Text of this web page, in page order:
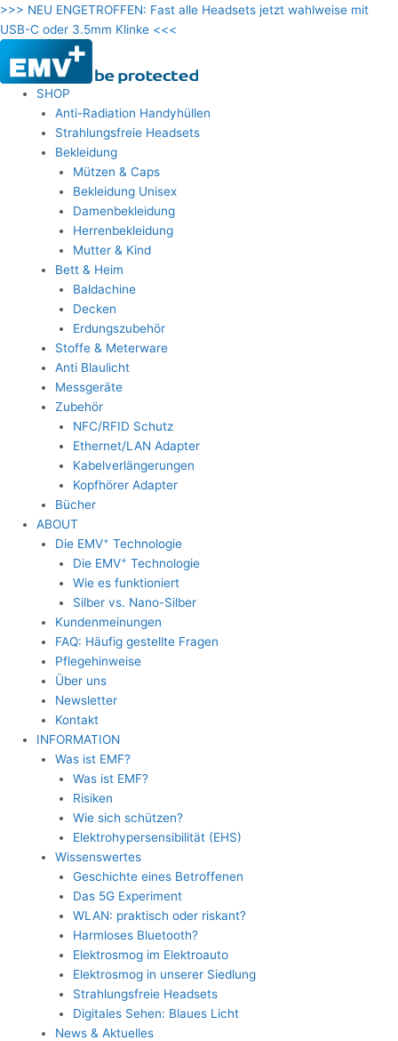
Zum
Inhalt
>>> NEU ENGETROFFEN: Fast alle Headsets jetzt wahlweise mit
USB-C oder 3.5mm Klinke <<<
SHOP
Anti-Radiation Handyhüllen
Strahlungsfreie Headsets
Bekleidung
Mützen & Caps
Bekleidung Unisex
Damenbekleidung
Herrenbekleidung
Mutter & Kind
Bett & Heim
Baldachine
Decken
Erdungszubehör
Stoffe & Meterware
Anti Blaulicht
Messgeräte
Zubehör
NFC/RFID Schutz
Ethernet/LAN Adapter
Kabelverlängerungen
Kopfhörer Adapter
Bücher
ABOUT
Die EMV+ Technologie
Die EMV+ Technologie
Wie es funktioniert
Silber vs. Nano-Silber
Kundenmeinungen
FAQ: Häufig gestellte Fragen
Pflegehinweise
Über uns
Newsletter
Kontakt
INFORMATION
Was ist EMF?
Was ist EMF?
Risiken
Wie sich schützen?
Elektrohypersensibilität (EHS)
Wissenswertes
Geschichte eines Betroffenen
Das 5G Experiment
WLAN: praktisch oder riskant?
Harmloses Bluetooth?
Elektrosmog im Elektroauto
Elektrosmog in unserer Siedlung
Strahlungsfreie Headsets
Digitales Sehen: Blaues Licht
News & Aktuelles